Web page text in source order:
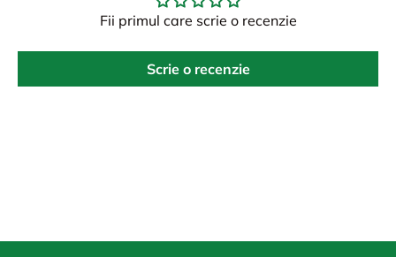
Fii primul care scrie o recenzie
Scrie o recenzie